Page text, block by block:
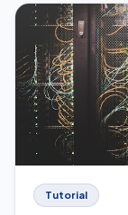
Tutorial